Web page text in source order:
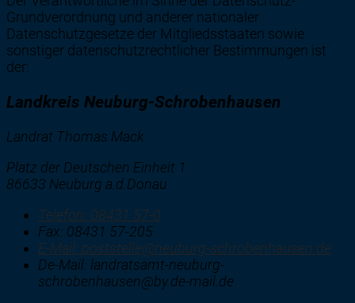
Grundverordnung und anderer nationaler
Datenschutzgesetze der Mitgliedsstaaten sowie
sonstiger datenschutzrechtlicher Bestimmungen ist
der:
Landkreis Neuburg-Schrobenhausen
Landrat Thomas Mack
Platz der Deutschen Einheit 1
86633 Neuburg a.d.Donau
Telefon: 08431 57-0
Fax: 08431 57-205
E-Mail: poststelle@neuburg-schrobenhausen.de
De-Mail: landratsamt-neuburg-
schrobenhausen@by.de-mail.de